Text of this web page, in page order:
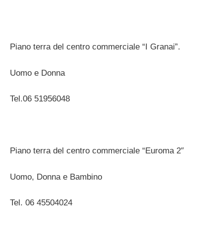
Piano terra del centro commerciale “I Granai”.
Uomo e Donna
Tel.06 51956048
Piano terra del centro commerciale “Euroma 2″
Uomo, Donna e Bambino
Tel. 06 45504024